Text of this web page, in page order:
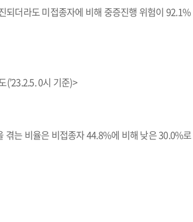
더라도 미접종자에 비해 중증진행 위험이 92.1%
(’23.2.5. 0시 기준)>
는 비율은 비접종자 44.8%에 비해 낮은 30.0%로